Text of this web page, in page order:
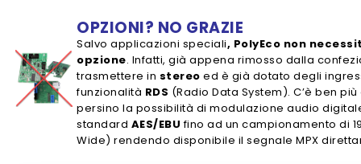
OPZIONI? NO GRAZIE
Salvo applicazioni speciali, PolyEco non
opzione. Infatti, già appena rimosso dalla
trasmettere in stereo ed è già dotato degli
funzionalità RDS (Radio Data System). C’è ben
persino la possibilità di modulazione audio
standard AES/EBUfino ad un campionamento di
Wide) rendendo disponibile il segnale MPX